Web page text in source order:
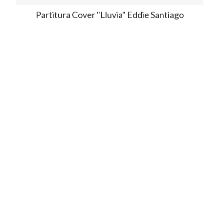
Partitura Cover "Lluvia" Eddie Santiago